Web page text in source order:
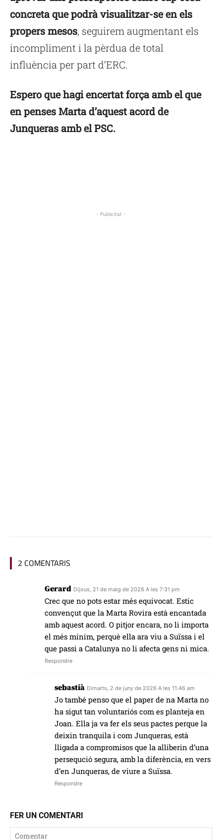
concreta que podrà visualitzar-se en els
propers mesos, seguirem augmentant els
incompliment i la pèrdua de total
influència per part d’ERC.
Espero que hagi encertat força amb el que
en penses Marta d’aquest acord de
Junqueras amb el PSC.
- Publicitat -
2 COMENTARIS
Gerard Dijous, 21 de maig de 2026 A les 7:31 pm
Crec que no pots estar més equivocat. Estic
convençut que la Marta Rovira està encantada
amb aquest acord. O pitjor encara, no li importa
el més mínim, perquè ella ara viu a Suïssa i el
que passi a Catalunya no li afecta gens ni mica.
Respondre
sebastià Dimarts, 2 de juny de 2026 A les 11:46 am
Jo també penso que el paper de na Marta no
ha sigut tan voluntariós com es planteja en
Joan. Ella ja va fer els seus pactes perque la
deixin tranquila i com Junqueras, està
lligada a compromisos que la alliberin d’una
persequció segura, amb la diferència, en vers
d’en Junqueras, de viure a Suïssa.
Respondre
FER UN COMENTARI